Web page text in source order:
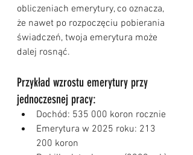
obliczeniach emerytury, co oznacza,
że nawet po rozpoczęciu pobierania
świadczeń, twoja emerytura może
dalej rosnąć.
Przykład wzrostu emerytury przy
jednoczesnej pracy:
Dochód: 535 000 koron rocznie
Emerytura w 2025 roku: 213
200 koron